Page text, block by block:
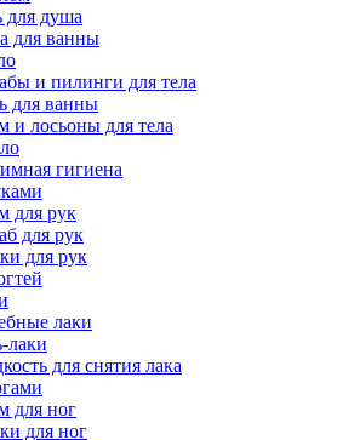
для душа
для ванны
и пилинги для тела
для ванны
и лосьоны для тела
гигиена
для рук
для рук
для рук
лаки
лаки
для снятия лака
для ног
для ног